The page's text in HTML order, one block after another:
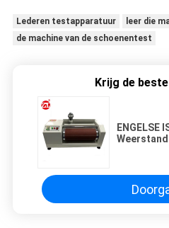
Lederen testapparatuur
leer die
de machine van de schoenentest
Krijg de
ENGELSE